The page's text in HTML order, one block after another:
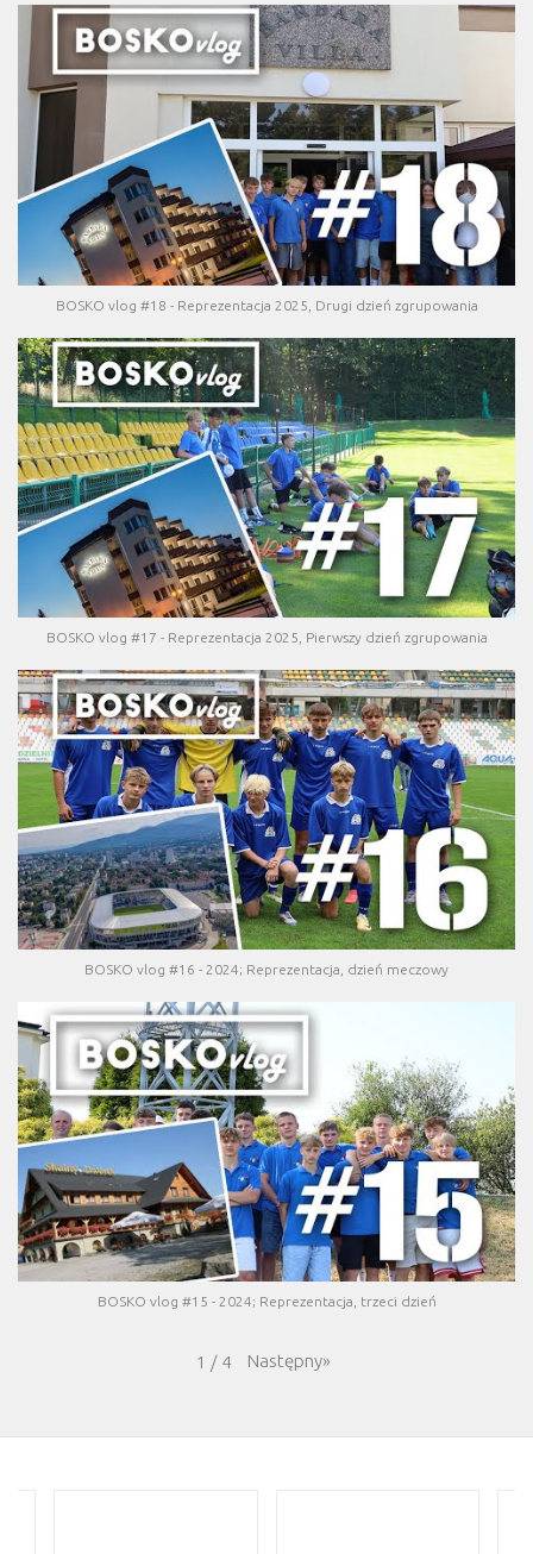
BOSKO vlog #18 - Reprezentacja 2025, Drugi dzień zgrupowania
BOSKO vlog #17 - Reprezentacja 2025, Pierwszy dzień zgrupowania
BOSKO vlog #16 - 2024; Reprezentacja, dzień meczowy
BOSKO vlog #15 - 2024; Reprezentacja, trzeci dzień
1 / 4 Następny»